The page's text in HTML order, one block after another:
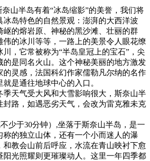
山半岛有着“冰岛缩影”的美誉，我们将
冰岛特色的自然景观：澎湃的大西洋波
岖的熔岩原、神秘的黑沙滩、壮丽的群
伟的冰川等等，一路上的美景令人眼花缭
，它常被称为“半岛皇冠上的宝石”，尖
的是同名火山。这个神秘美丽的地方激发
的灵感，法国科幻作家儒勒凡尔纳的名作
就是通往地球中心的入口。
季天气受大风和大雪影响很大，斯奈山半
封路，如遇恶劣天气，会改为雷克雅未克
少于30分钟）,坐落于斯奈山半岛，是一
称的独立山体，还有一个小而迷人的瀑
和教会山前后呼应，水流在青山映衬下愈
阳光照耀则更璀璨动人。这里一年四季都